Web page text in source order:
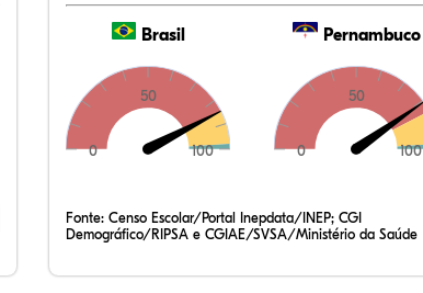
Brasil
0
50
100
Pernambuco
0
50
100
Fonte: Censo Escolar/Portal Inepdata/INEP; CGI
Demográfico/RIPSA e CGIAE/SVSA/Ministério da Saúde
19,61%
7,02%
0,27%
71,13%
1,13%
0,83%
35,47%
7,72%
0,47%
54,20%
0,83%
1,31%